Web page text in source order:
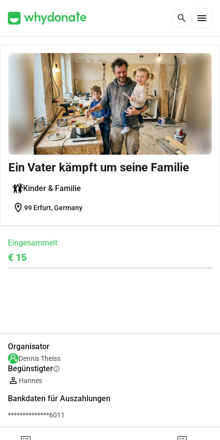
search menu
Ein Vater kämpft um seine Familie
Kinder & Familie
location_on 99 Erfurt, Germany
Eingesammelt
€ 15
Organisator
Dennis Theiss
Begünstigterinfo
Hannes
Bankdaten für Auszahlungen
**************6011